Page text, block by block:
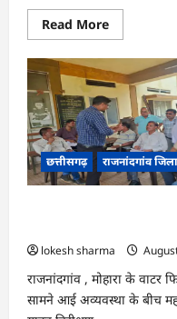
Read MoreRead
more
राजनांदगांव
:
107
करोड़
बकाया,
प्री-
पेड
व्यवस्था
में
3
माह
कंपनी…
छत्तीसगढ़ राजनांदगांव जिला
lokesh sharma
राजनांदगांव , मोहारा के वाटर
सामने आई अव्यवस्था के बीच